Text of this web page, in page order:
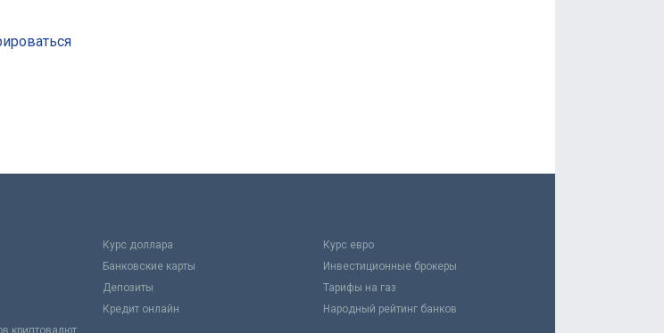
Курс доллара
Курс евро
Банковские карты
Инвестиционные брокеры
Депозиты
Тарифы на газ
Кредит онлайн
Народный рейтинг банков
криптовалют